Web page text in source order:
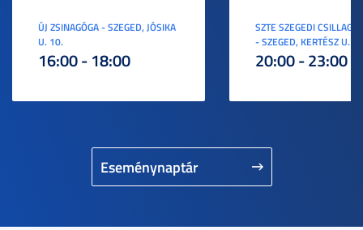
Eseménynaptár
ÚJ ZSINAGÓGA - SZEGED, JÓSIKA
U. 10.
16:00 - 18:00
SZTE SZEGEDI
- SZEGED, KERTÉSZ U. 3.
20:00 - 23:00